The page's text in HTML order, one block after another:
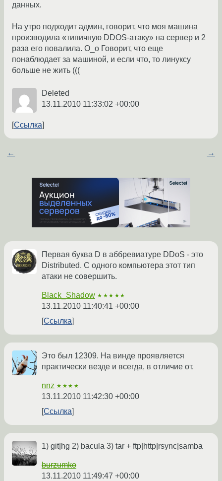
данных.
На утро подходит админ, говорит, что моя машина
производила «типичную DDOS-атаку» на сервер и 2
раза его повалила. O_o Говорит, что еще
понаблюдает за машиной, и если что, то линуксу
больше не жить (((
Deleted
13.11.2010 11:33:02 +00:00
Ссылка
← →
Первая буква D в аббревиатуре DDoS - это
Distributed. С одного компьютера этот тип
атаки не совершить.
Black_Shadow ★★★★★
13.11.2010 11:40:41 +00:00
Ссылка
Это был 12309. На винде проявляется
практически везде и всегда, в отличие от.
nnz ★★★★
13.11.2010 11:42:30 +00:00
Ссылка
1) git|hg 2) bacula 3) tar + ftp|http|rsync|samba
burzumko
13.11.2010 11:49:47 +00:00